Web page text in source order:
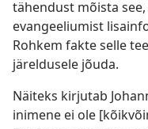
tähendust mõista
evangeeliumist
Rohkem fakte selle
järeldusele jõuda.
Näiteks kirjutab
inimene ei ole